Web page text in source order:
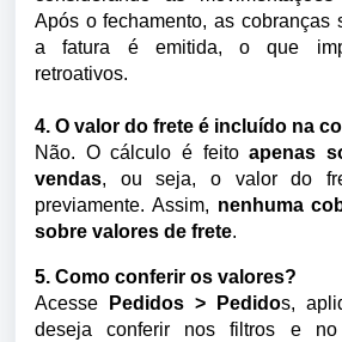
Após o fechamento, as cobranças
a fatura é emitida, o que
retroativos.
4. O valor do frete é incluído na
Não. O cálculo é feitoapenas
vendas, ou seja, o valor do
previamente. Assim, nenhuma
sobre valores de frete.
5. Como conferir os valores?
Acesse
Pedidos > Pedidos,
deseja conferir nos filtros e